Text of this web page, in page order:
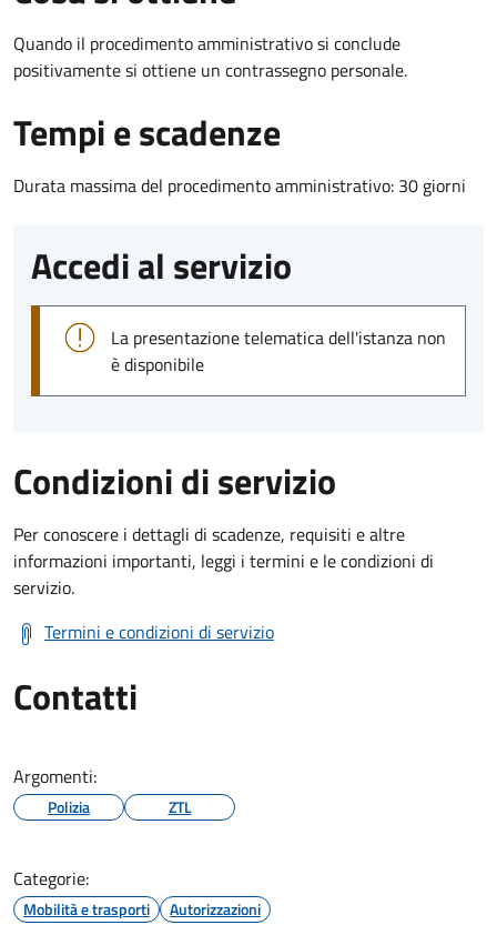
Quando il procedimento amministrativo si conclude
positivamente si ottiene un contrassegno personale.
Tempi e scadenze
Durata massima del procedimento amministrativo: 30 giorni
Accedi al servizio
La presentazione telematica dell'istanza non
è disponibile
Condizioni di servizio
Per conoscere i dettagli di scadenze, requisiti e altre
informazioni importanti, leggi i termini e le condizioni di
servizio.
Termini e condizioni di servizio
Contatti
Argomenti:
Polizia ZTL
Categorie:
Mobilità e trasporti Autorizzazioni